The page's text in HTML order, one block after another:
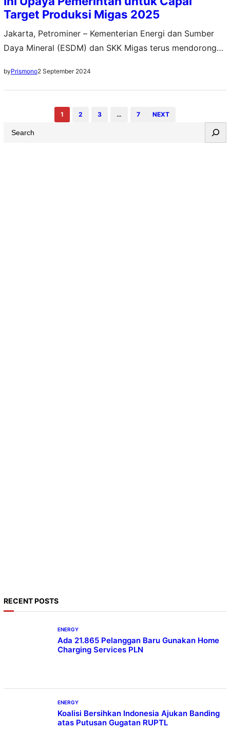
Target Produksi Migas 2025
Jakarta, Petrominer – Kementerian Energi dan Sumber
Daya Mineral (ESDM) dan SKK Migas terus mendorong
target yang dicanangkan dalam RAPBN tahun 2025
dapat tercapai. Berbagai strategi pun telah disiapkan
untuk mendukung hal tersebut. Pertamina menjadi salah
satu andalannya. Direktur Pembinaan Usaha Hulu Migas
Kementerian ESDM, Ariana Soemanto,…
byPrismono2 September 2024
1 2 3 … 7 NEXT
RECENT POSTS
ENERGY
Ada 21.865 Pelanggan Baru Gunakan Home
Charging Services PLN
ENERGY
Koalisi Bersihkan Indonesia Ajukan Banding
atas Putusan Gugatan RUPTL